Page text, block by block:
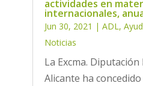
actividades en
internacionales,
Jun 30, 2021 | ADL,
Noticias
La Excma.
Alicante ha